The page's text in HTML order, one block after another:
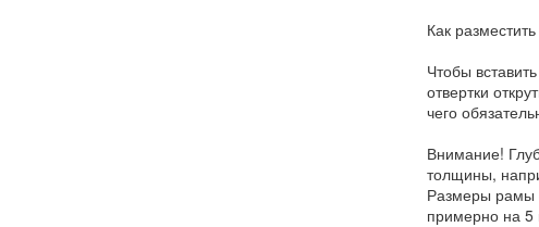
Как
Чтобы
отвертки
чего
Внимание!
толщины,
Размеры рамы
примерно на 5